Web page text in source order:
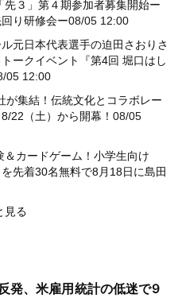
３」第４期参加者募集開始ー
り研修会ー08/05 12:00
元日本代表選手の迫田さおりさ
ークイベント『第4回 堀口はし
05 12:00
が集結！伝統文化とコラボレー
22（土）から開幕！ 08/05
カードゲーム！小学生向け
先着30名無料で8月18日に島田
見る
発、米雇用統計の低迷で9